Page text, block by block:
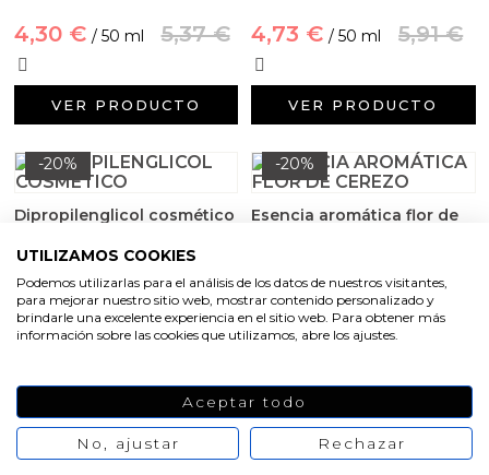
4,30 € / 50 ml 5,37 €
VER PRODUCTO
4,73 € / 50 ml 5,91 €
VER PRODUCTO
-20%
Dipropilenglicol cosmético
4,89 € / 250 gr 6,12 €
-20%
Esencia aromática flor de
4,73 € / 50 ml 5,91 €
Esencia aromática sakura
-20%
Esencia aromática ropa
UTILIZAMOS COOKIES
Podemos utilizarlas para el análisis de los datos de nuestros visitantes,
para mejorar nuestro sitio web, mostrar contenido personalizado y
brindarle una excelente experiencia en el sitio web. Para obtener más
información sobre las cookies que utilizamos, abre los ajustes.
Aceptar todo
No, ajustar Rechazar